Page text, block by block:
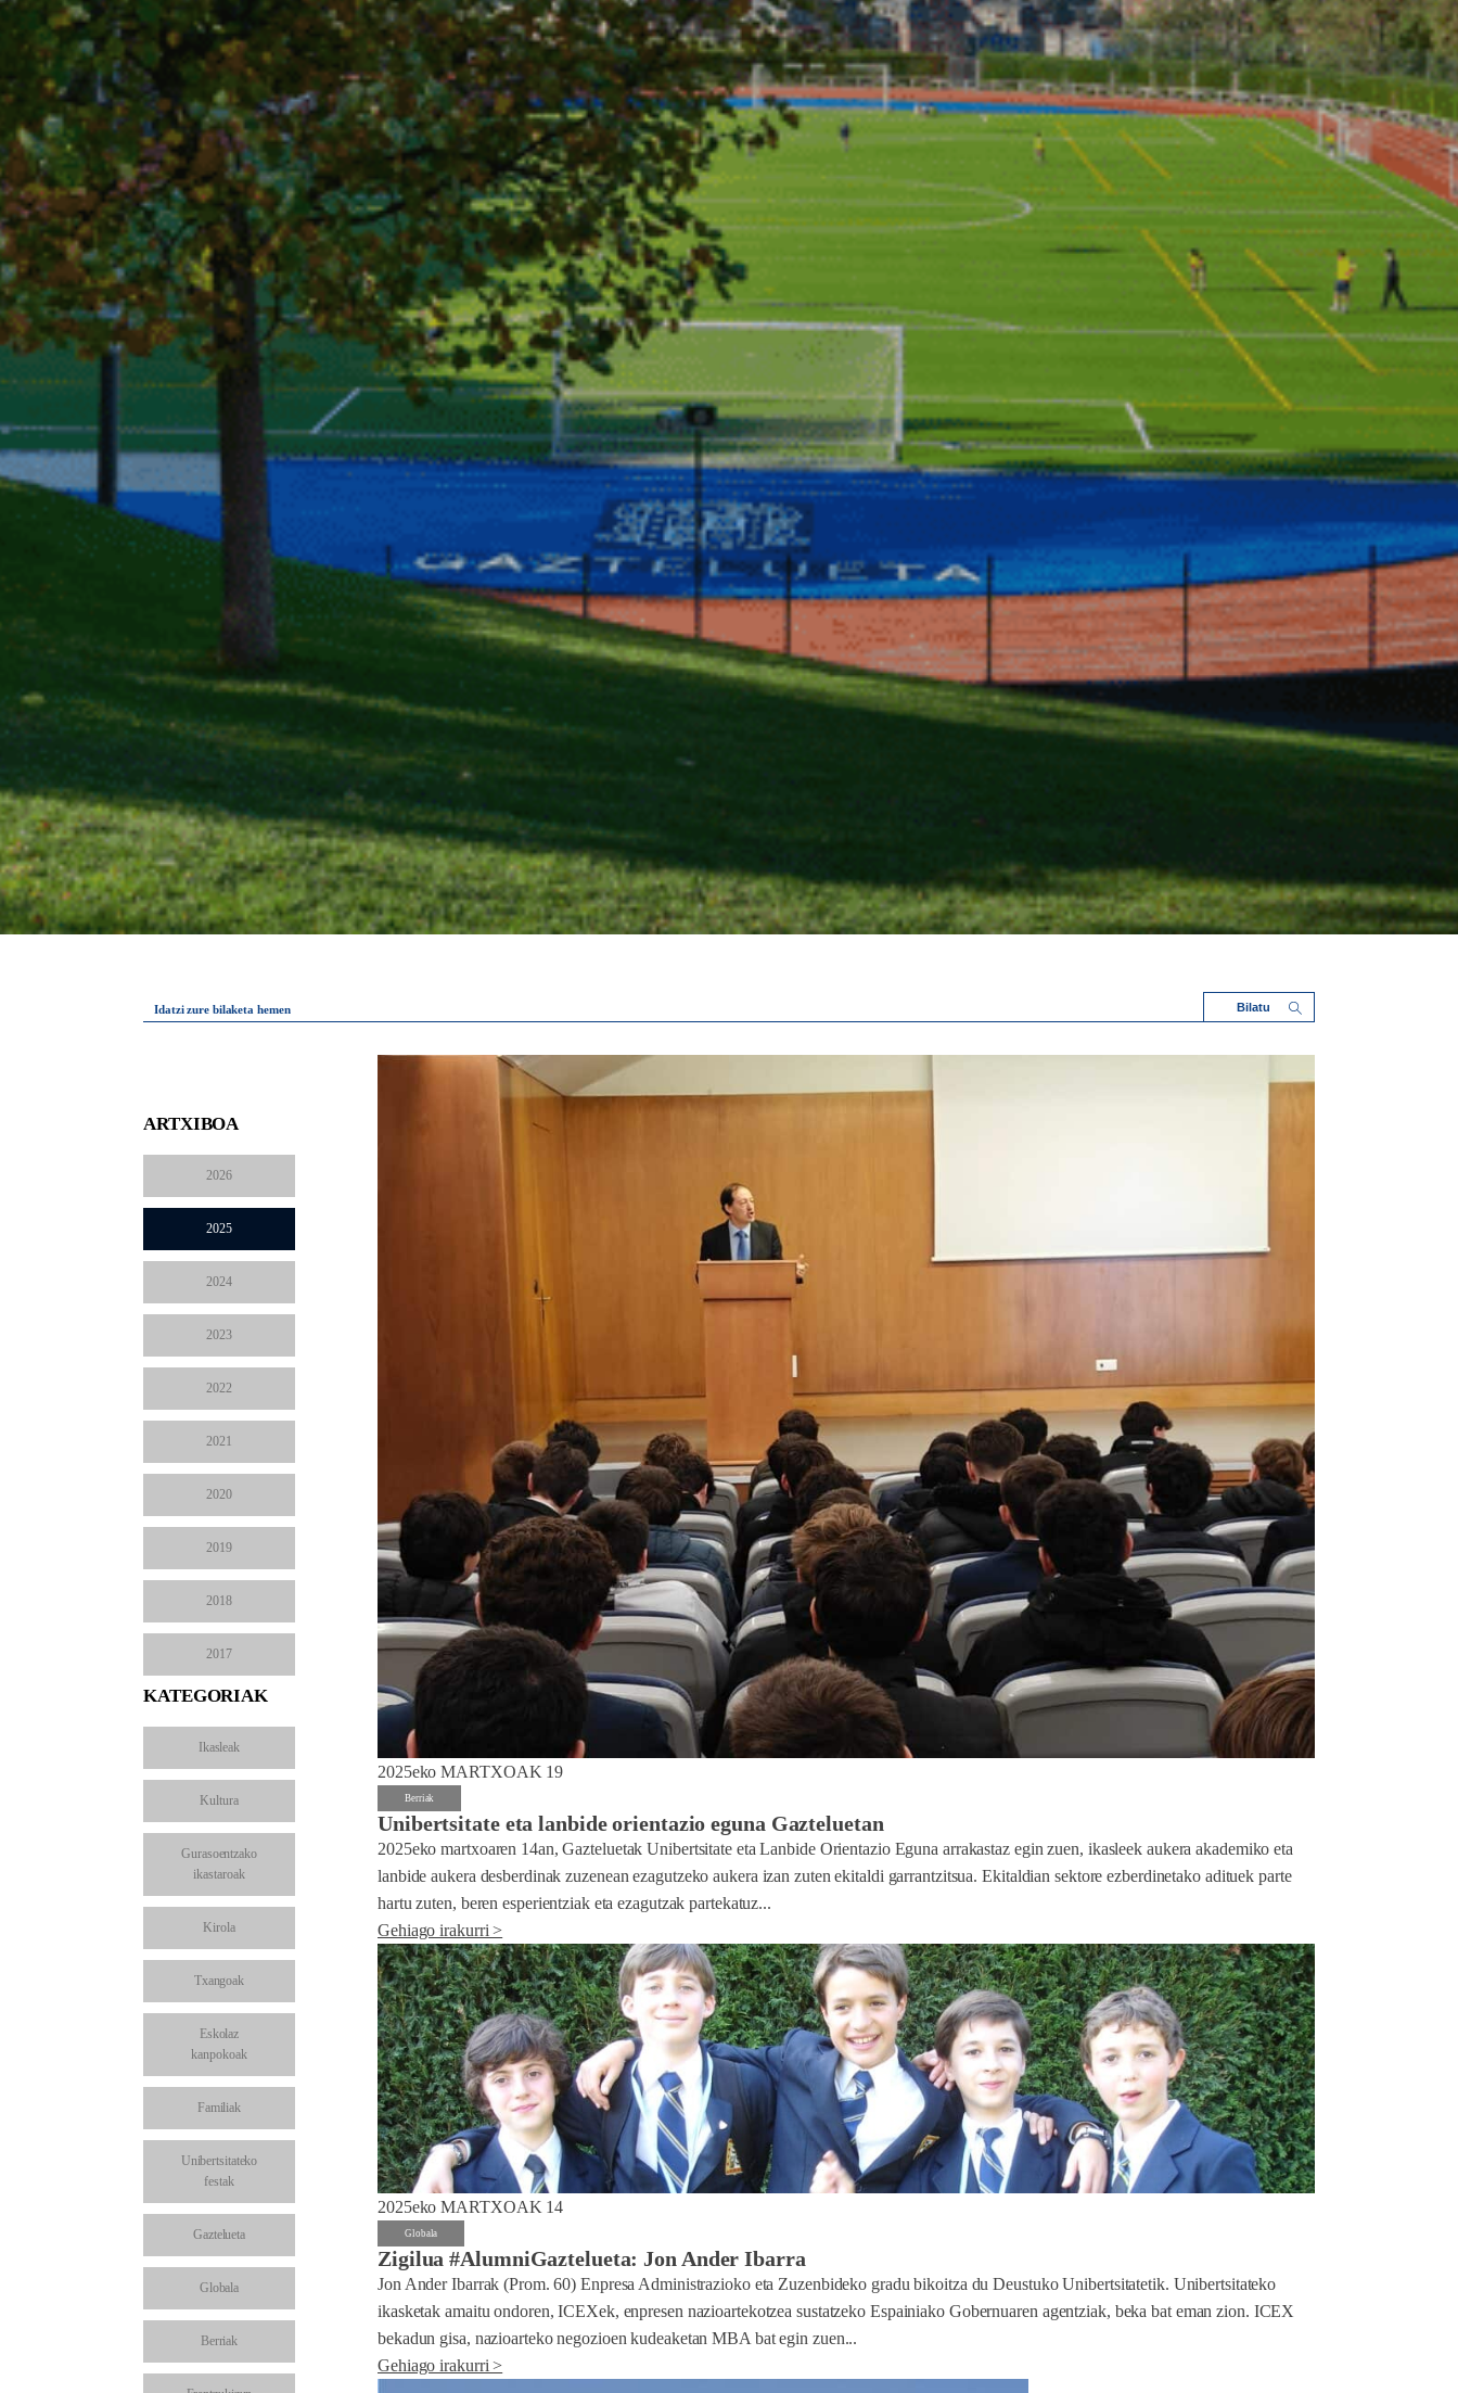
Idatzi zure bilaketa hemen
ARTXIBOA
2026
2025
2024
2023
2022
2021
2020
2019
2018
2017
KATEGORIAK
Ikasleak
Kultura
Gurasoentzako
ikastaroak
Kirola
Txangoak
Eskolaz
kanpokoak
Familiak
Unibertsitateko
festak
Gaztelueta
Globala
Berriak
2025eko MARTXOAK 19
Berriak
Unibertsitate eta lanbide orientazio eguna Gazteluetan
2025eko martxoaren 14an, Gazteluetak Unibertsitate eta Lanbide Orientazio Eguna arrakastaz egin zuen, ikasleek aukera akademiko eta
lanbide aukera desberdinak zuzenean ezagutzeko aukera izan zuten ekitaldi garrantzitsua. Ekitaldian sektore ezberdinetako adituek parte
hartu zuten, beren esperientziak eta ezagutzak partekatuz...
Gehiago irakurri >
2025eko MARTXOAK 14
Globala
Zigilua #AlumniGaztelueta: Jon Ander Ibarra
Jon Ander Ibarrak (Prom. 60) Enpresa Administrazioko eta Zuzenbideko gradu bikoitza du Deustuko Unibertsitatetik. Unibertsitateko
ikasketak amaitu ondoren, ICEXek, enpresen nazioartekotzea sustatzeko Espainiako Gobernuaren agentziak, beka bat eman zion. ICEX
bekadun gisa, nazioarteko negozioen kudeaketan MBA bat egin zuen...
Gehiago irakurri >